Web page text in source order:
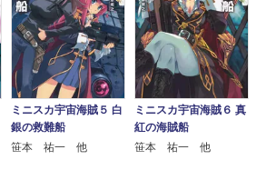
ミニスカ宇宙海賊５ 白
銀の救難船
笹本 祐一 他
ミニスカ宇宙海賊６ 真
紅の海賊船
笹本 祐一 他